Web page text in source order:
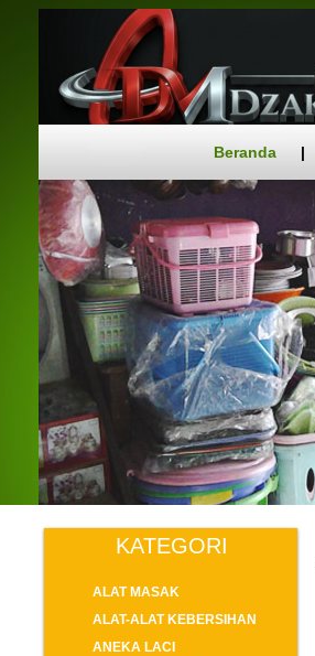
Beranda |
KATEGORI
ALAT MASAK
ALAT-ALAT KEBERSIHAN
ANEKA LACI